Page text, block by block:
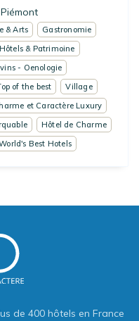
Piémont
& Arts
Gastronomie
Hôtels & Patrimoine
- Oenologie
of the best
Village
et Caractère Luxury
Hôtel de Charme
Best Hotels
de 400 hôtels en France